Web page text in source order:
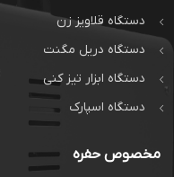
دستگاه قلاویز زن
دستگاه دریل مگنت
دستگاه ابزار تیز کنی
دستگاه اسپارک
مخصوص حفره